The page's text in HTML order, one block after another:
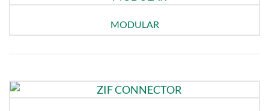
MODULAR